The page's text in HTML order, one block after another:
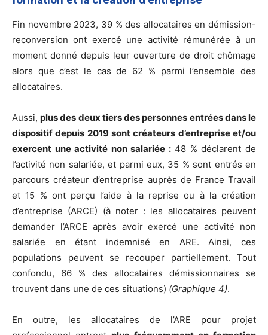
Fin novembre 2023, 39 % des allocataires en démission-
reconversion ont exercé une activité rémunérée à un
moment donné depuis leur ouverture de droit chômage
alors que c’est le cas de 62 % parmi l’ensemble des
allocataires.
Aussi,plus des deux tiers des personnes entrées dans le
dispositif depuis 2019 sont créateurs d’entreprise et/ou
exercent une activité non salariée :48 % déclarent de
l’activité non salariée, et parmi eux, 35 % sont entrés en
parcours créateur d’entreprise auprès de France Travail
et 15 % ont perçu l’aide à la reprise ou à la création
d’entreprise (ARCE) (à noter : les allocataires peuvent
demander l’ARCE après avoir exercé une activité non
salariée en étant indemnisé en ARE. Ainsi, ces
populations peuvent se recouper partiellement. Tout
confondu, 66 % des allocataires démissionnaires se
trouvent dans une de ces situations) (Graphique 4).
En outre, les allocataires de l’ARE pour projet